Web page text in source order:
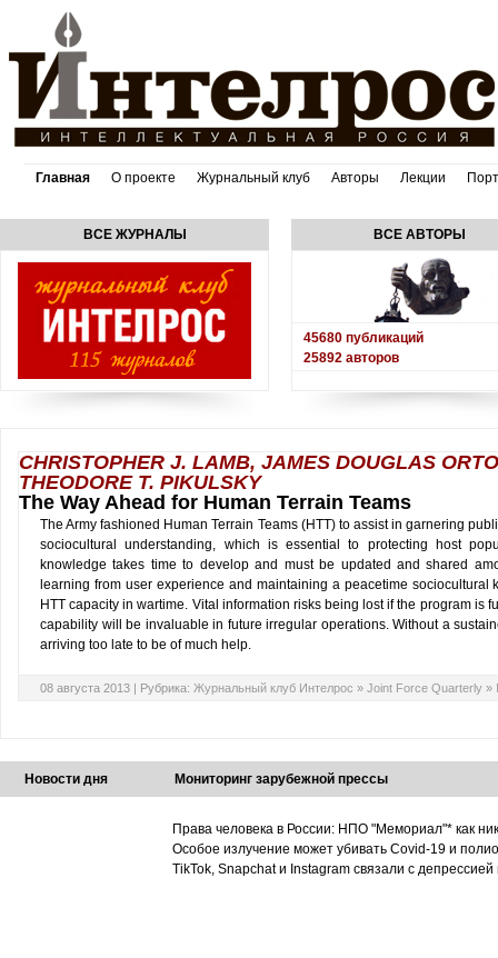
Главная О проекте Журнальный клуб Авторы Лекции
ВСЕ ЖУРНАЛЫ ВСЕ АВТОРЫ
45680 публикаций
25892 авторов
CHRISTOPHER J. LAMB, JAMES DOUGLAS
THEODORE T. PIKULSKY
The Way Ahead for Human Terrain Teams
The Army fashioned Human Terrain Teams (HTT) to assist in garnering
sociocultural understanding, which is essential to protecting host
knowledge takes time to develop and must be updated and shared
learning from user experience and maintaining a peacetime
HTT capacity in wartime. Vital information risks being lost if the program is
capability will be invaluable in future irregular operations. Without a
arriving too late to be of much help.
08 августа 2013 | Рубрика: Журнальный клуб Интелрос » Joint Force Quarterly »
Новости дня Мониторинг зарубежной прессы
Права человека в России: НПО "Мемориал"* как
Особое излучение может убивать Covid-19 и
TikTok, Snapchat и Instagram связали с